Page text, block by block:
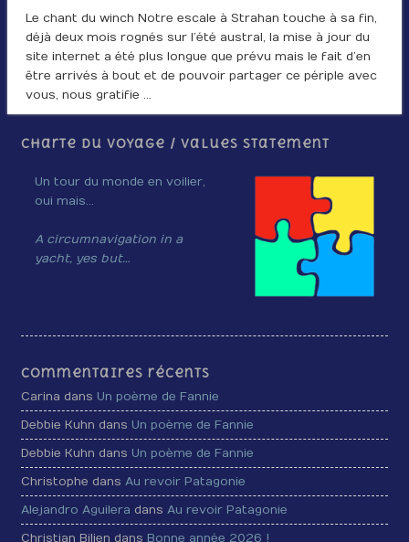
Le chant du winch Notre escale à Strahan touche à sa fin,
déjà deux mois rognés sur l’été austral, la mise à jour du
site internet a été plus longue que prévu mais le fait d’en
être arrivés à bout et de pouvoir partager ce périple avec
vous, nous gratifie …
Charte du voyage / Values Statement
Un tour du monde en voilier,
oui mais…
A circumnavigation in a
yacht, yes but…
Commentaires récents
Carina dans Un poème de Fannie
Debbie Kuhn dans Un poème de Fannie
Debbie Kuhn dans Un poème de Fannie
Christophe dansAu revoir Patagonie
Alejandro Aguilera dansAu revoir Patagonie
Christian Bilien dans Bonne année 2026 !